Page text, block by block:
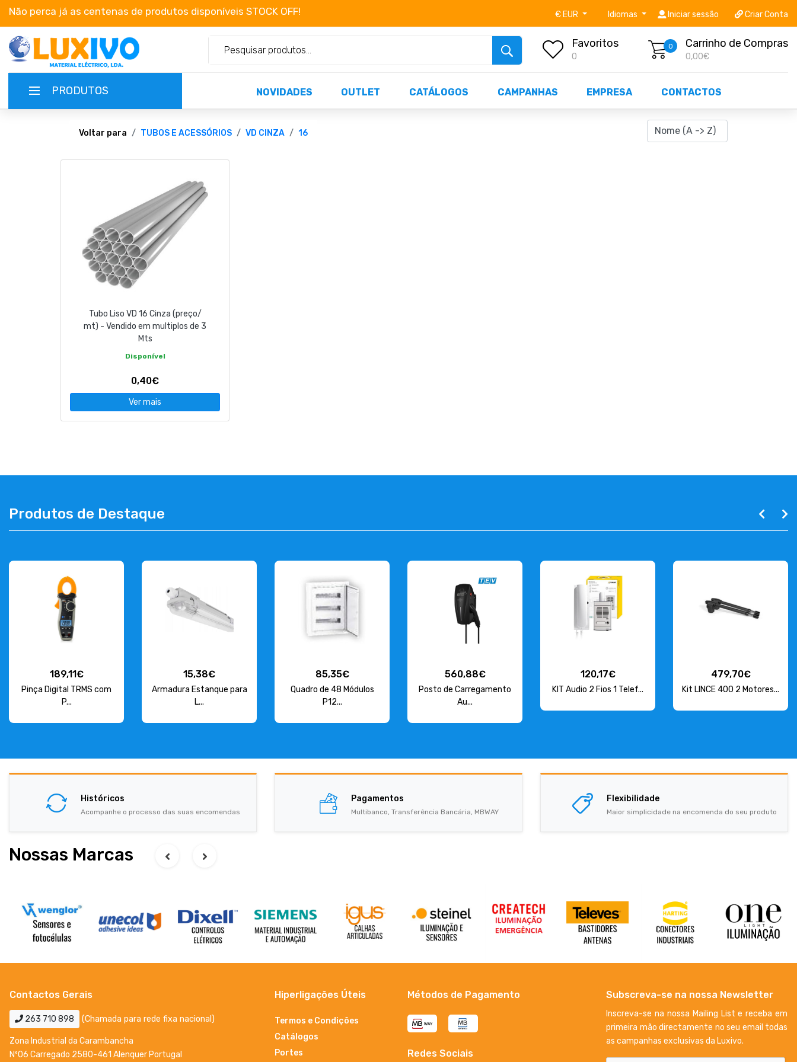
Não perca já as centenas de produtos disponíveis STOCK OFF! Não perca já as centenas de produtos disponíveis STOCK OFF! Não perca já as centenas de
€ EUR Idiomas Iniciar sessão Criar Conta
Favoritos
0
0 Carrinho de Compras
0,00€
PRODUTOS NOVIDADES OUTLET CATÁLOGOS CAMPANHAS EMPRESA CONTACTOS
TERMOS E CONDIÇÕES
geral@luxivo.pt
Voltar para TUBOS E ACESSÓRIOS VD CINZA 16
Tubo Liso VD 16 Cinza (preço/
mt) - Vendido em multiplos de 3
Mts
Disponível
0,40€
Ver mais
Produtos de Destaque
189,11€
Pinça Digital TRMS com
P...
15,38€
Armadura Estanque para
L...
85,35€
Quadro de 48 Módulos
P12...
560,88€
Posto de Carregamento
Au...
120,17€
KIT Audio 2 Fios 1 Telef...
479,70€
Kit LINCE 400 2 Motores...
Históricos
Acompanhe o processo das suas encomendas
Pagamentos
Multibanco, Transferência Bancária, MBWAY
Flexibilidade
Maior simplicidade na encomenda do seu produto
Nossas Marcas
Contactos Gerais
263 710 898 (Chamada para rede fixa nacional)
Zona Industrial da Carambancha
Nº06 Carregado 2580-461 Alenquer Portugal
Hiperligações Úteis
Termos e Condições
Catálogos
Portes
Métodos de Pagamento
Redes Sociais
Subscreva-se na nossa Newsletter
Inscreva-se na nossa Mailing List e receba em
primeira mão directamente no seu email todas
as campanhas exclusivas da Luxivo.